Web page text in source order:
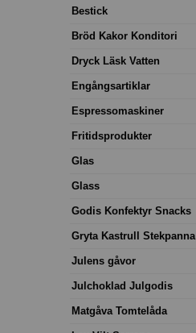
Bestick
Bröd Kakor Konditori
Dryck Läsk Vatten
Engångsartiklar
Espressomaskiner
Fritidsprodukter
Glas
Glass
Godis Konfektyr Snacks
Gryta Kastrull Stekpanna
Julens gåvor
Julchoklad Julgodis
Matgåva Tomtelåda